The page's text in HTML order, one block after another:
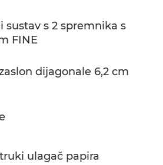
sustav s 2 spremnika s
FINE
dijagonale 6,2 cm
ulagač papira